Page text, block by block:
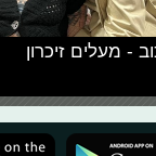
- מעלים זיכרון